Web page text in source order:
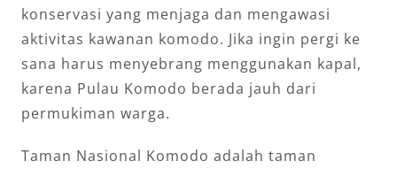
konservasi yang menjaga dan mengawasi
aktivitas kawanan komodo. Jika ingin pergi ke
sana harus menyebrang menggunakan kapal,
karena Pulau Komodo berada jauh dari
permukiman warga.
Taman Nasional Komodo adalah taman